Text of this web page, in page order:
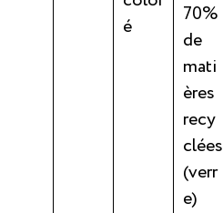
é
70%
de
mati
ères
recy
clées
(verr
e)